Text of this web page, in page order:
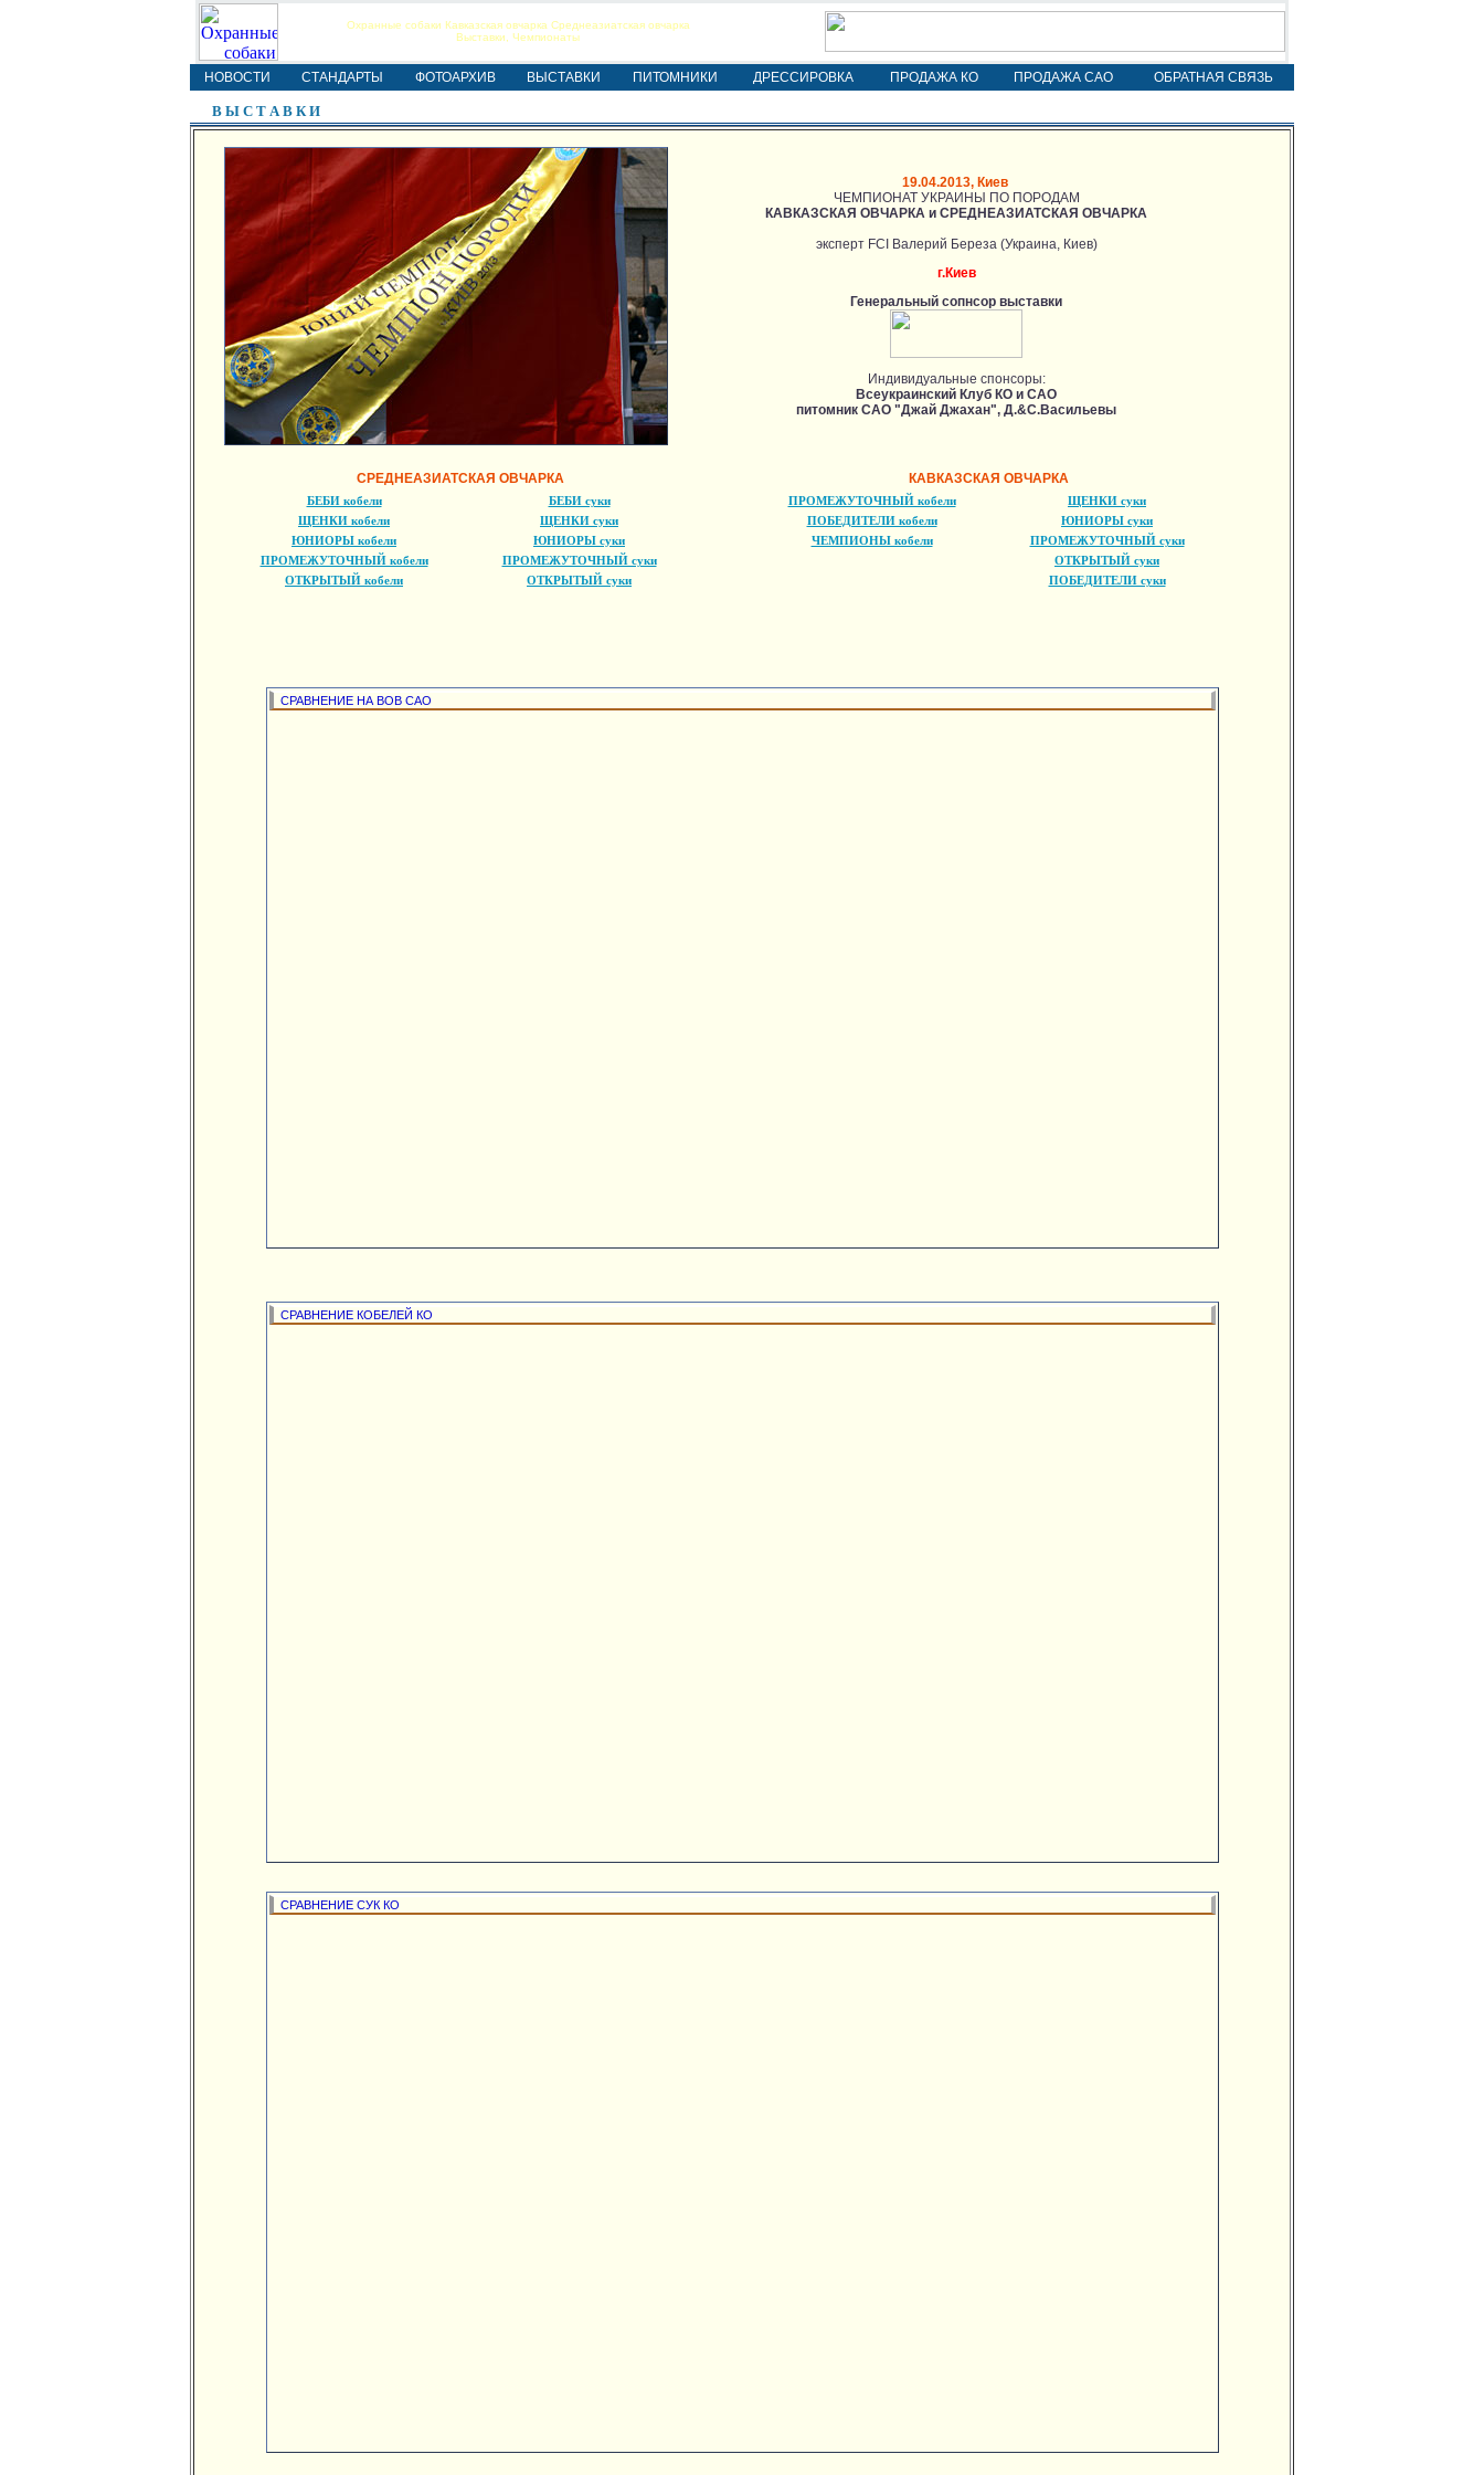
Охранные собаки Кавказская овчарка Среднеазиатская овчарка
Выставки, Чемпионаты
НОВОСТИ СТАНДАРТЫ ФОТОАРХИВ ВЫСТАВКИ ПИТОМНИКИ ДРЕССИРОВКА ПРОДАЖА КО ПРОДАЖА САО ОБРАТНАЯ СВЯЗЬ
В Ы С Т А В К И
19.04.2013, Киев
ЧЕМПИОНАТ УКРАИНЫ ПО ПОРОДАМ
КАВКАЗСКАЯ ОВЧАРКА и СРЕДНЕАЗИАТСКАЯ ОВЧАРКА
эксперт FCI Валерий Береза (Украина, Киев)
г.Киев
Генеральный сопнсор выставки
Индивидуальные спонсоры:
Всеукраинский Клуб КО и САО
питомник САО "Джай Джахан", Д.&С.Васильевы
СРЕДНЕАЗИАТСКАЯ ОВЧАРКА
БЕБИ кобели
ЩЕНКИ кобели
ЮНИОРЫ кобели
ПРОМЕЖУТОЧНЫЙ кобели
ОТКРЫТЫЙ кобели
БЕБИ суки
ЩЕНКИ суки
ЮНИОРЫ суки
ПРОМЕЖУТОЧНЫЙ суки
ОТКРЫТЫЙ суки
КАВКАЗСКАЯ ОВЧАРКА
ПРОМЕЖУТОЧНЫЙ кобели
ПОБЕДИТЕЛИ кобели
ЧЕМПИОНЫ кобели
ЩЕНКИ суки
ЮНИОРЫ суки
ПРОМЕЖУТОЧНЫЙ суки
ОТКРЫТЫЙ суки
ПОБЕДИТЕЛИ суки
СРАВНЕНИЕ НА ВОВ САО
СРАВНЕНИЕ КОБЕЛЕЙ КО
СРАВНЕНИЕ СУК КО